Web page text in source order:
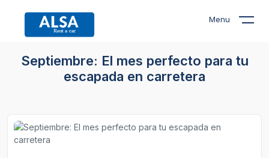
Menu
Septiembre: El mes perfecto para tu
escapada en carretera